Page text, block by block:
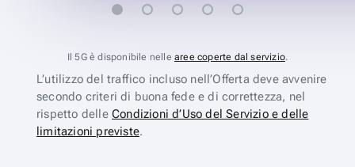
Il 5G è disponibile nelle aree coperte dal servizio.
L’utilizzo del traffico incluso nell’Offerta deve avvenire
secondo criteri di buona fede e di correttezza, nel
rispetto delle Condizioni d’Uso del Servizio e delle
limitazioni previste.